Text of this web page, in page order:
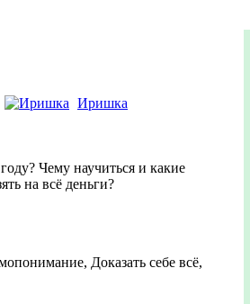
Иришка
Чему научиться и какие
на всё деньги?
Доказать себе всё,